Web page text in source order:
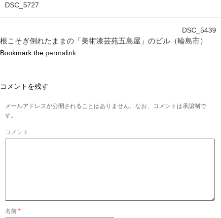
DSC_5727
DSC_5439
根こそぎ倒れたままの「美術漆芸苑五島屋」のビル（輪島市）
Bookmark the permalink
コメントを残す
メールアドレスが公開されることはありません。なお、コメントは承認制で
す。
コメント
名前 *